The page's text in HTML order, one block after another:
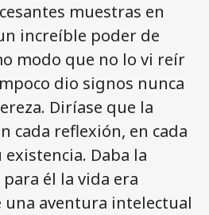
muestras en
increíble poder de
modo que no lo vi reír
dio signos nunca
Diríase que la
cada reflexión, en cada
Daba la
él la vida era
aventura intelectual